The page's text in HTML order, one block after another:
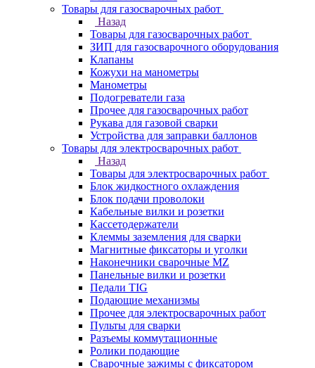
Товары для газосварочных работ
Назад
Товары для газосварочных работ
ЗИП для газосварочного оборудования
Клапаны
Кожухи на манометры
Манометры
Подогреватели газа
Прочее для газосварочных работ
Рукава для газовой сварки
Устройства для заправки баллонов
Товары для электросварочных работ
Назад
Товары для электросварочных работ
Блок жидкостного охлаждения
Блок подачи проволоки
Кабельные вилки и розетки
Кассетодержатели
Клеммы заземления для сварки
Магнитные фиксаторы и уголки
Наконечники сварочные MZ
Панельные вилки и розетки
Педали TIG
Подающие механизмы
Прочее для электросварочных работ
Пульты для сварки
Разъемы коммутационные
Ролики подающие
Сварочные зажимы с фиксатором